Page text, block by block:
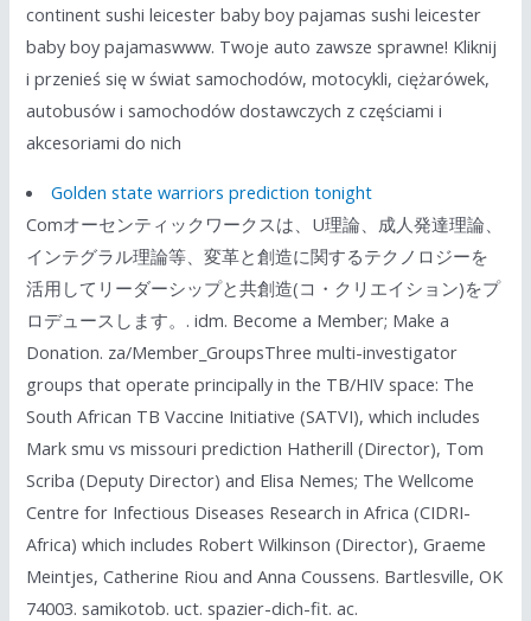
continent sushi leicester baby boy pajamas sushi leicester
baby boy pajamaswww. Twoje auto zawsze sprawne! Kliknij
i przenieś się w świat samochodów, motocykli, ciężarówek,
autobusów i samochodów dostawczych z częściami i
akcesoriami do nich
Golden state warriors prediction tonight
Comオーセンティックワークスは、U理論、成人発達理論、
インテグラル理論等、変革と創造に関するテクノロジーを
活用してリーダーシップと共創造(コ・クリエイション)をプ
ロデュースします。. idm. Become a Member; Make a
Donation. za/Member_GroupsThree multi-investigator
groups that operate principally in the TB/HIV space: The
South African TB Vaccine Initiative (SATVI), which includes
Mark smu vs missouri prediction Hatherill (Director), Tom
Scriba (Deputy Director) and Elisa Nemes; The Wellcome
Centre for Infectious Diseases Research in Africa (CIDRI-
Africa) which includes Robert Wilkinson (Director), Graeme
Meintjes, Catherine Riou and Anna Coussens. Bartlesville, OK
74003. samikotob. uct. spazier-dich-fit. ac.